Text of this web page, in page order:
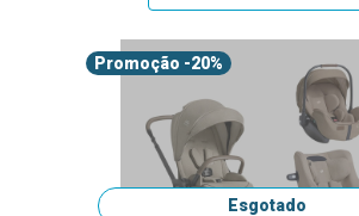
Promoção -20%
Esgotado